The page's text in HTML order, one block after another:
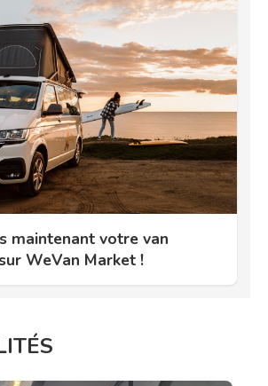
maintenant votre van
WeVan Market !